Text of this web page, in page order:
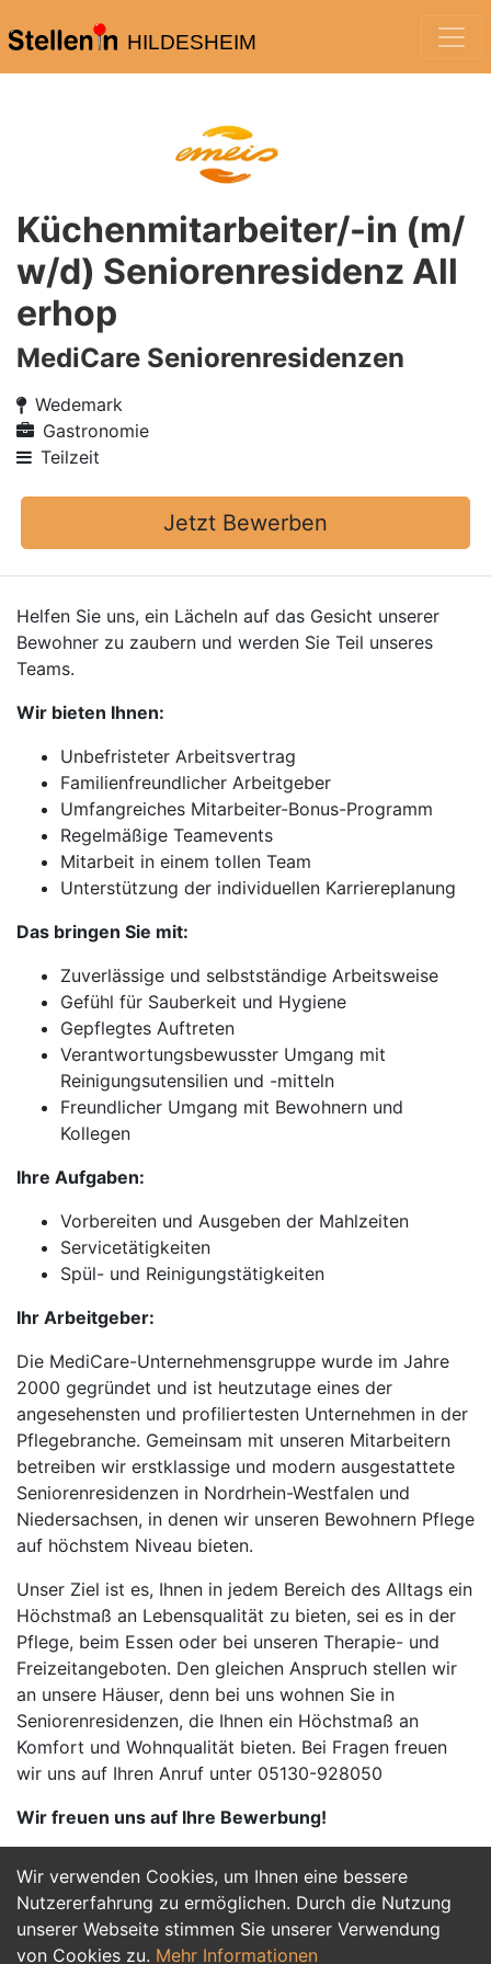
HILDESHEIM
Wir verwenden Cookies, um Ihnen eine bessere
Nutzererfahrung zu ermöglichen. Durch die Nutzung
unserer Webseite stimmen Sie unserer Verwendung
von Cookies zu. Mehr Informationen
Küchenmitarbeiter/-in (m/
w/d) Seniorenresidenz All
erhop
MediCare Seniorenresidenzen
Wedemark
Gastronomie
Teilzeit
Jetzt Bewerben
Helfen Sie uns, ein Lächeln auf das Gesicht unserer
Bewohner zu zaubern und werden Sie Teil unseres
Teams.
Wir bieten Ihnen:
Unbefristeter Arbeitsvertrag
Familienfreundlicher Arbeitgeber
Umfangreiches Mitarbeiter-Bonus-Programm
Regelmäßige Teamevents
Mitarbeit in einem tollen Team
Unterstützung der individuellen Karriereplanung
Das bringen Sie mit:
Zuverlässige und selbstständige Arbeitsweise
Gefühl für Sauberkeit und Hygiene
Gepflegtes Auftreten
Verantwortungsbewusster Umgang mit
Reinigungsutensilien und -mitteln
Freundlicher Umgang mit Bewohnern und
Kollegen
Ihre Aufgaben:
Vorbereiten und Ausgeben der Mahlzeiten
Servicetätigkeiten
Spül- und Reinigungstätigkeiten
Ihr Arbeitgeber:
Die MediCare-Unternehmensgruppe wurde im Jahre
2000 gegründet und ist heutzutage eines der
angesehensten und profiliertesten Unternehmen in der
Pflegebranche. Gemeinsam mit unseren Mitarbeitern
betreiben wir erstklassige und modern ausgestattete
Seniorenresidenzen in Nordrhein-Westfalen und
Niedersachsen, in denen wir unseren Bewohnern Pflege
auf höchstem Niveau bieten.
Unser Ziel ist es, Ihnen in jedem Bereich des Alltags ein
Höchstmaß an Lebensqualität zu bieten, sei es in der
Pflege, beim Essen oder bei unseren Therapie- und
Freizeitangeboten. Den gleichen Anspruch stellen wir
an unsere Häuser, denn bei uns wohnen Sie in
Seniorenresidenzen, die Ihnen ein Höchstmaß an
Komfort und Wohnqualität bieten. Bei Fragen freuen
wir uns auf Ihren Anruf unter 05130-928050
Wir freuen uns auf Ihre Bewerbung!
Jetzt Bewerben